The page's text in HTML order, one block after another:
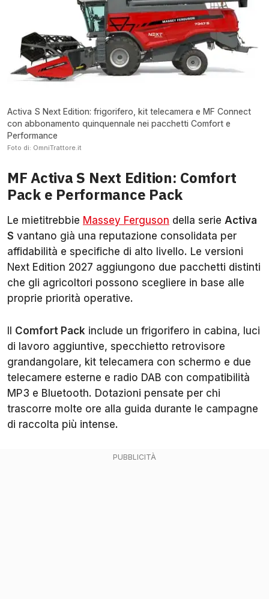
Activa S Next Edition: frigorifero, kit telecamera e MF Connect
con abbonamento quinquennale nei pacchetti Comfort e
Performance
Foto di: OmniTrattore.it
MF Activa S Next Edition: Comfort
Pack e Performance Pack
Le mietitrebbie Massey Ferguson della serie Activa
S vantano già una reputazione consolidata per
affidabilità e specifiche di alto livello. Le versioni
Next Edition 2027 aggiungono due pacchetti distinti
che gli agricoltori possono scegliere in base alle
proprie priorità operative.
Il Comfort Pack include un frigorifero in cabina, luci
di lavoro aggiuntive, specchietto retrovisore
grandangolare, kit telecamera con schermo e due
telecamere esterne e radio DAB con compatibilità
MP3 e Bluetooth. Dotazioni pensate per chi
trascorre molte ore alla guida durante le campagne
di raccolta più intense.